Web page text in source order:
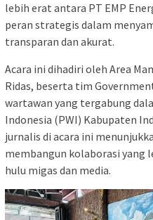
lebih erat antara PT EMP
peran strategis dalam
transparan dan akurat.
Acara ini dihadiri oleh Area
Ridas, beserta tim
wartawan yang tergabung
Indonesia (PWI) Kabupaten
jurnalis di acara ini
membangun kolaborasi yang
hulu migas dan media.